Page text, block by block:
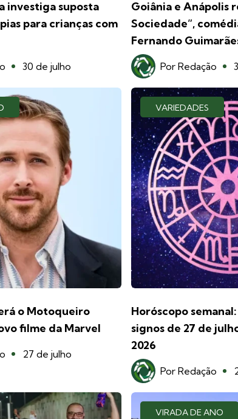
investiga suposta
para crianças com
30 de julho
Goiânia e Anápolis
Sociedade”,
Fernando
PorRedação
o Motoqueiro
filme da Marvel
27 de julho
VARIEDADES
Horóscopo
signos de 27 de
2026
PorRedação
VIRADA DE ANO